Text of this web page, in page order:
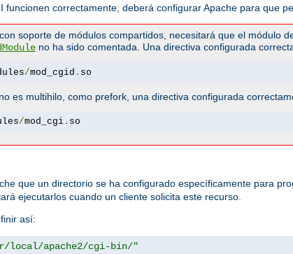
funcionen correctamente, deberá configurar Apache para que
soporte de módulos compartidos, necesitará que el módulo
no ha sido comentada. Una directiva configurada
/mod_cgid . so
es multihilo, como prefork, una directiva configurada
/mod_cgi. so
que un directorio se ha configurado específicamente para
ejecutarlos cuando un cliente solicita este recurso.
así:
local/apache2/cgi-bin/"